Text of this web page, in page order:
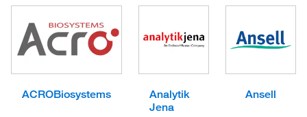
ACROBiosystems
Analytik
Jena
Ansell